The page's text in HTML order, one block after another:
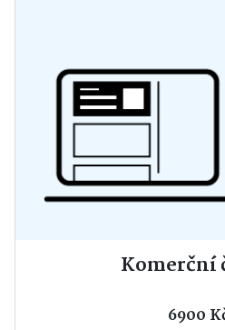
Komerční
6900